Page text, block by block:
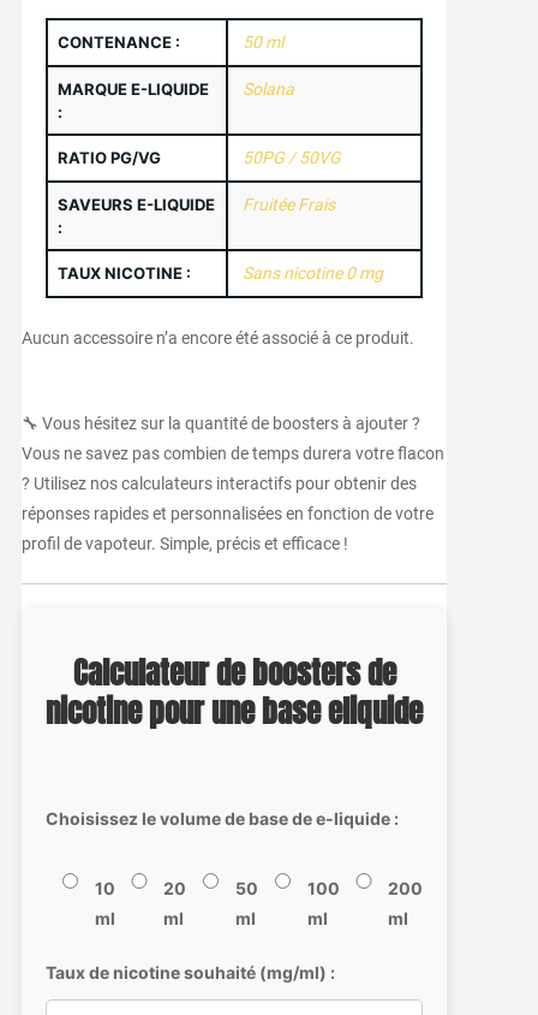
CONTENANCE : 50 ml
MARQUE E-LIQUIDE
:
Solana
RATIO PG/VG 50PG / 50VG
SAVEURS E-LIQUIDE
:
Fruitée Frais
TAUX NICOTINE : Sans nicotine 0 mg
Aucun accessoire n’a encore été associé à ce produit.
🔧 Vous hésitez sur la quantité de boosters à ajouter ?
Vous ne savez pas combien de temps durera votre flacon
? Utilisez nos calculateurs interactifs pour obtenir des
réponses rapides et personnalisées en fonction de votre
profil de vapoteur. Simple, précis et efficace !
Calculateur de boosters de
nicotine pour une base eliquide
Choisissez le volume de base de e-liquide :
10
ml
20
ml
50
ml
100
ml
200
ml
Taux de nicotine souhaité (mg/ml) :